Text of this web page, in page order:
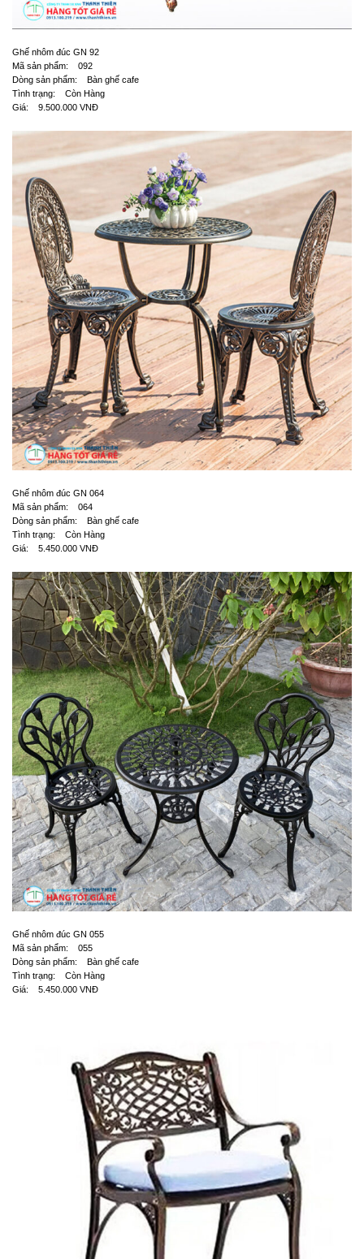
Ghế nhôm đúc GN 92
Mã sản phẩm: 092
Dòng sản phẩm: Bàn ghế cafe
Tình trạng: Còn Hàng
Giá: 9.500.000 VNĐ
Ghế nhôm đúc GN 064
Mã sản phẩm: 064
Dòng sản phẩm: Bàn ghế cafe
Tình trạng: Còn Hàng
Giá: 5.450.000 VNĐ
Ghế nhôm đúc GN 055
Mã sản phẩm: 055
Dòng sản phẩm: Bàn ghế cafe
Tình trạng: Còn Hàng
Giá: 5.450.000 VNĐ